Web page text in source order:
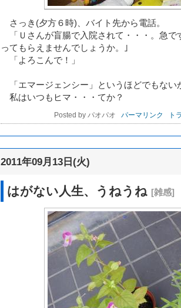
さっき(夕方６時)、バイト先から電話。
「Ｕさんが盲腸で入院されて・・・。急で
ってもらえませんでしょうか。｣
「よろこんで！」
「エマージェンシー」というほどでもない
私はいつもヒマ・・・てか？
Posted by パオパオ パーマリンク ト
2011年09月13日(火)
はがない人生、うねうね [雑感]